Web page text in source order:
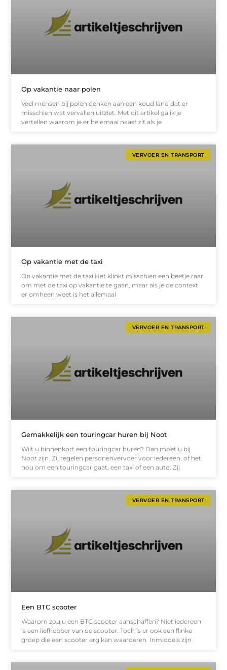
Op vakantie naar polen
Veel mensen bij polen denken aan een koud land dat er
misschien wat vervallen uitziet. Met dit artikel ga ik je
vertellen waarom je er helemaal naast zit als je
VERVOER EN TRANSPORT
Op vakantie met de taxi
Op vakantie met de taxi Het klinkt misschien een beetje raar
om met de taxi op vakantie te gaan, maar als je de context
er omheen weet is het allemaal
VERVOER EN TRANSPORT
Gemakkelijk een touringcar huren bij Noot
Wilt u binnenkort een touringcar huren? Dan moet u bij
Noot zijn. Zij regelen personenvervoer voor iedereen, of het
nou om een touringcar gaat, een taxi of een auto. Zij
VERVOER EN TRANSPORT
Een BTC scooter
Waarom zou u een BTC scooter aanschaffen? Niet iedereen
is een liefhebber van de scooter. Toch is er ook een flinke
groep die een scooter erg kan waarderen. Inmiddels zijn